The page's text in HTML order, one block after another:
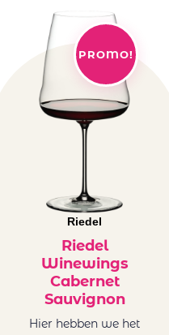
PROMO!
Riedel
Riedel
Winewings
Cabernet
Sauvignon
Hier hebben we het